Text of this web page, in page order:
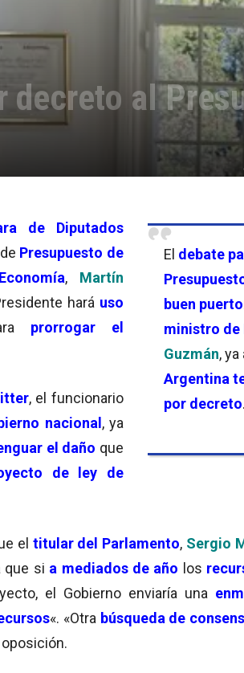
decreto al
El debate
buen puerto
ministro de
Guzmán,
Argentina
por decreto.
de Diputados
Presupuesto de
, Martín
hará uso
prorrogar el
, el funcionario
nacional, ya
el daño que
de ley de
el titular del Parlamento, Sergio
que si a mediados de año los
el Gobierno enviaría una
«. «Otra búsqueda de